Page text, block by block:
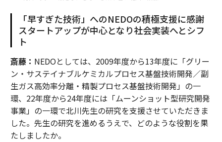
「早すぎた技術」へのNEDOの積極支援に感謝
スタートアップが中心となり社会実装へとシフ
ト
斎藤： NEDOとしては、2009年度から13年度に「グリー
ン・サステイナブルケミカルプロセス基盤技術開発／副
生ガス高効率分離・精製プロセス基盤技術開発」の一
環、22年度から24年度には「ムーンショット型研究開発
事業」の一環で北川先生の研究を支援させていただきま
した。先生の研究を進めるうえで、どのような役割を果
たしましたか。